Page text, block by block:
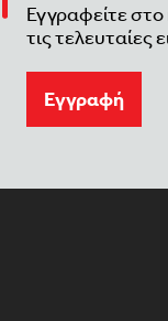
Εγγραφείτε
τις τελευταίες
Eγγραφή